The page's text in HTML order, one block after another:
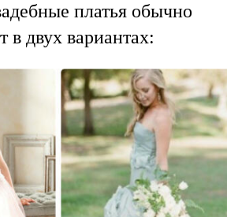
платья обычно
в двух вариантах: